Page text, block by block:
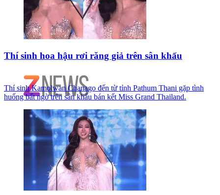
Thí sinh hoa hậu rơi răng giả trên sân khấu
Thí sinh Kamolwan Chanago đến từ tỉnh Pathum Thani gặp tình
huống bất ngờ trên sân khấu bán kết Miss Grand Thailand.